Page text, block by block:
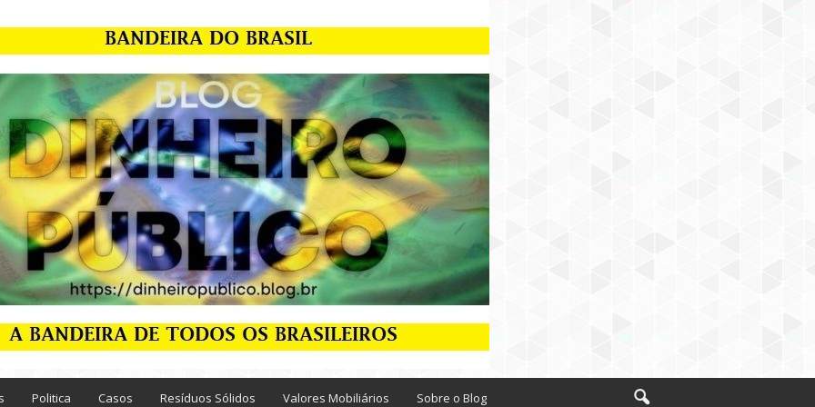
Politica Casos Resíduos Sólidos Valores Mobiliários Sobre o Blog